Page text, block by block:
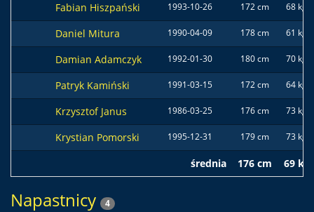
Fabian Hiszpański 1993-10-26 172 cm 68 kg
Daniel Mitura 1990-04-09 178 cm 61 kg
Damian Adamczyk 1992-01-30 180 cm 70 kg
Patryk Kamiński 1991-03-15 172 cm 64 kg
Krzysztof Janus 1986-03-25 176 cm 73 kg
Krystian Pomorski 1995-12-31 179 cm 73 kg
średnia 176 cm 69 kg
Napastnicy 4